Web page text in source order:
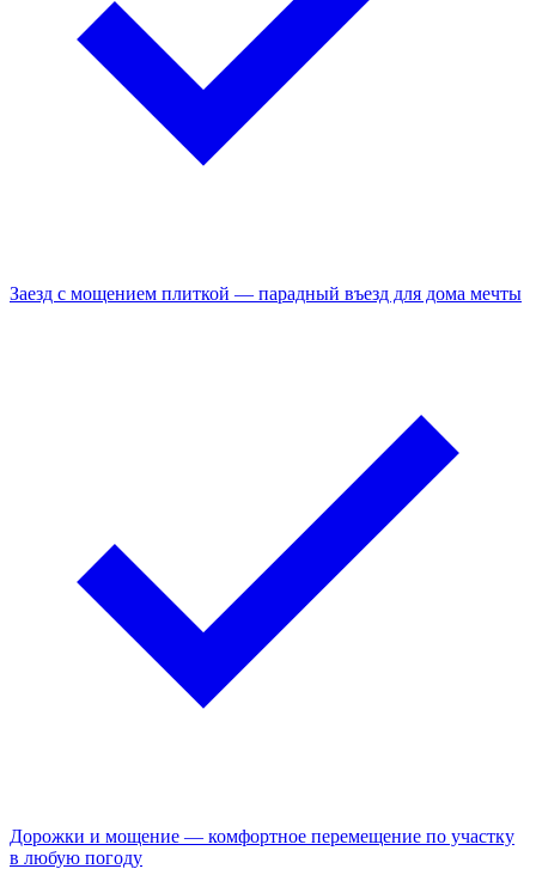
Заезд с мощением плиткой — парадный въезд для дома мечты
Дорожки и мощение — комфортное перемещение по участку
в любую погоду